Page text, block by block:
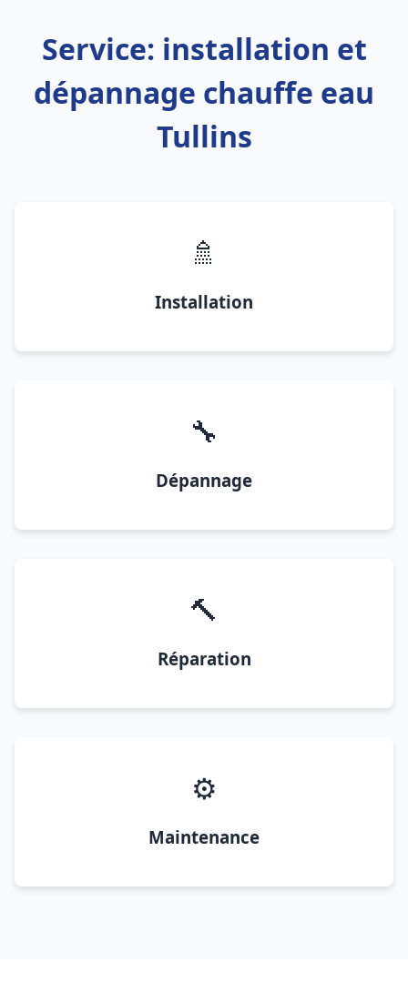
Service: installation et
dépannage chauffe eau
Tullins
🚿
Installation
🔧
Dépannage
🔨
Réparation
⚙️
Maintenance